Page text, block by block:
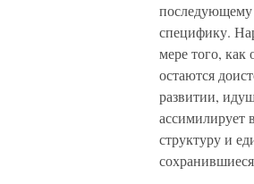
последующему
специфику.
мере того,
остаются
развитии,
ассимилирует
структуру и